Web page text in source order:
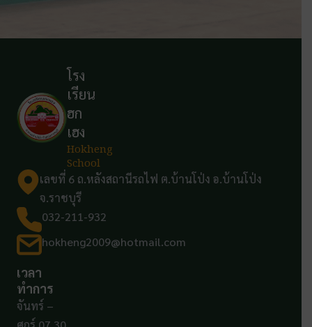
โรง
เรียน
ฮก
เฮง
Hokheng
School
เลขที่ 6 ถ.หลังสถานีรถไฟ ต.บ้านโป่ง อ.บ้านโป่ง
จ.ราชบุรี
032-211-932
hokheng2009@hotmail.com
เวลา
ทำการ
จันทร์ –